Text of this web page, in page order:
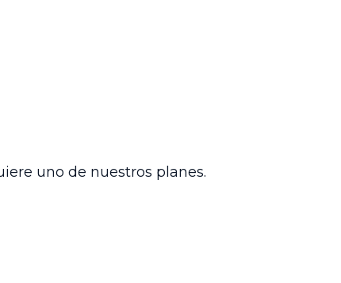
uno de nuestros planes.